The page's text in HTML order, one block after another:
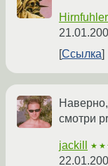
Hirnfuhler
Ссылка
смотри
jackill